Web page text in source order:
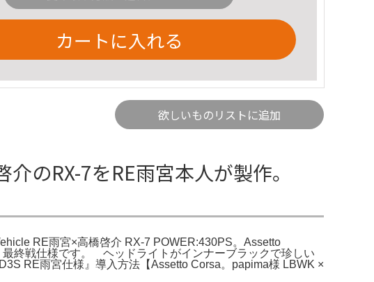
カートに入れる
欲しいものリストに追加
のRX-7をRE雨宮本人が製作。
RE雨宮×高橋啓介 RX-7 POWER:430PS。Assetto
終戦仕様です。 ヘッドライトがインナーブラックで珍しい
RE雨宮仕様』導入方法【Assetto Corsa。papima様 LBWK ×